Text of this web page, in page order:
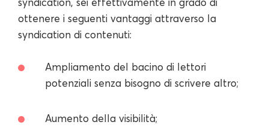
ottenere i seguenti vantaggi attraverso la
syndication di contenuti:
Ampliamento del bacino di lettori
potenziali senza bisogno di scrivere altro;
Aumento della visibilità;